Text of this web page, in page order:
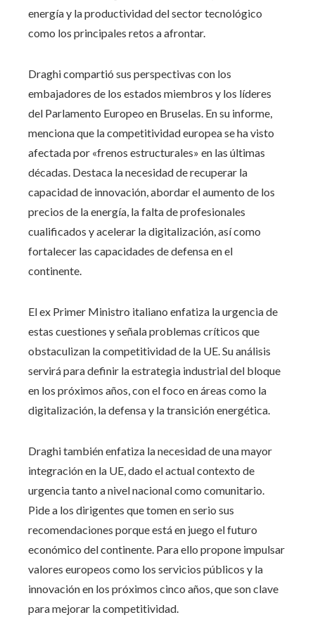
energía y la productividad del sector tecnológico
como los principales retos a afrontar.
Draghi compartió sus perspectivas con los
embajadores de los estados miembros y los líderes
del Parlamento Europeo en Bruselas. En su informe,
menciona que la competitividad europea se ha visto
afectada por «frenos estructurales» en las últimas
décadas. Destaca la necesidad de recuperar la
capacidad de innovación, abordar el aumento de los
precios de la energía, la falta de profesionales
cualificados y acelerar la digitalización, así como
fortalecer las capacidades de defensa en el
continente.
El ex Primer Ministro italiano enfatiza la urgencia de
estas cuestiones y señala problemas críticos que
obstaculizan la competitividad de la UE. Su análisis
servirá para definir la estrategia industrial del bloque
en los próximos años, con el foco en áreas como la
digitalización, la defensa y la transición energética.
Draghi también enfatiza la necesidad de una mayor
integración en la UE, dado el actual contexto de
urgencia tanto a nivel nacional como comunitario.
Pide a los dirigentes que tomen en serio sus
recomendaciones porque está en juego el futuro
económico del continente. Para ello propone impulsar
valores europeos como los servicios públicos y la
innovación en los próximos cinco años, que son clave
para mejorar la competitividad.